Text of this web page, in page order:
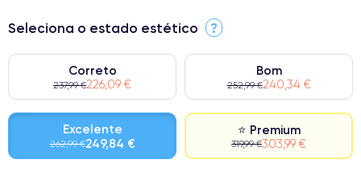
Seleciona o estado estético ?
Correto
237,99 €226,09 €
Bom
252,99 €240,34 €
Excelente
262,99 €249,84 €
⭐ Premium
319,99 €303,99 €